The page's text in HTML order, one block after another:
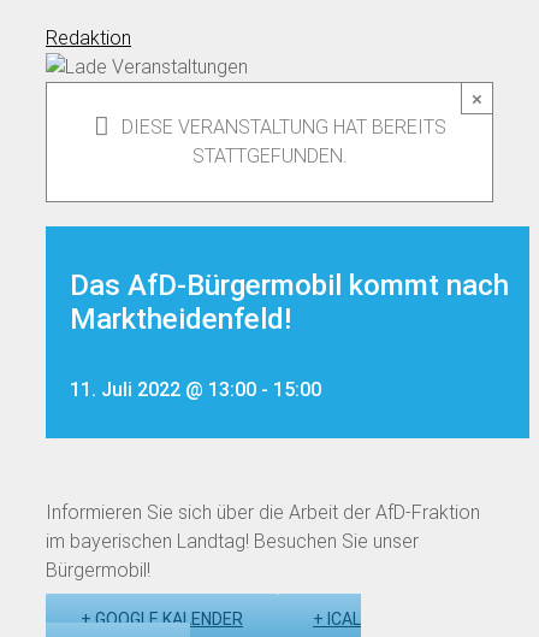
Redaktion
×
DIESE VERANSTALTUNG HAT BEREITS
STATTGEFUNDEN.
Das AfD-Bürgermobil kommt nach
Marktheidenfeld!
11. Juli 2022 @ 13:00 - 15:00
Informieren Sie sich über die Arbeit der AfD-Fraktion
im bayerischen Landtag! Besuchen Sie unser
Bürgermobil!
+ GOOGLE KALENDER
+ ICAL